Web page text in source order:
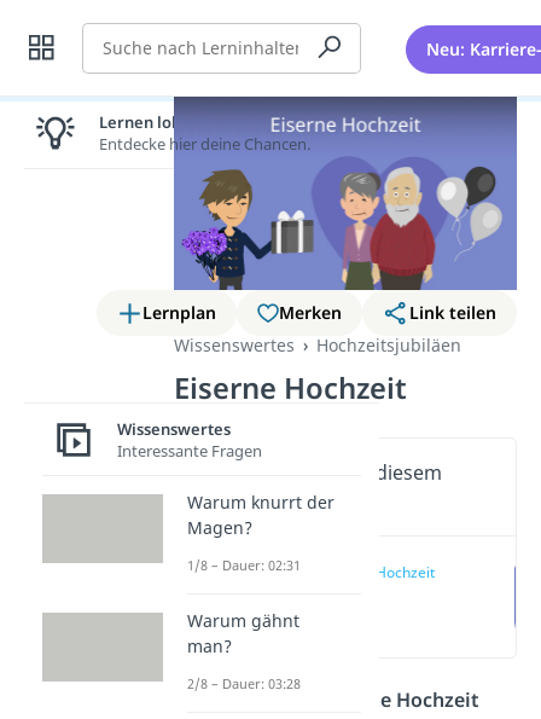
Suche Neu:
Lernplan Merken
Link teilen
Wissenswertes
Hochzeitsjubiläen
Eiserne Hochzeit
Wichtige Inhalte in diesem
Video
Eiserne Hochzeit
Du bist auf eine
Eiserne Hochzeit
Lernen lohnt sich!
Entdecke hier deine Chancen.
Wissenswertes
Interessante Fragen
Warum knurrt der
Magen?
1/8 – Dauer: 02:31
Warum gähnt
man?
2/8 – Dauer: 03:28